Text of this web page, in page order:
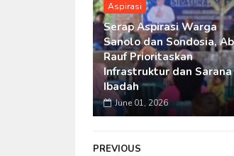
Aspirasi
Serap Aspirasi Warga
Sanolo dan Sondosia,
Rauf Prioritaskan
Infrastruktur dan Sarana
Ibadah
June 01, 2026
PREVIOUS